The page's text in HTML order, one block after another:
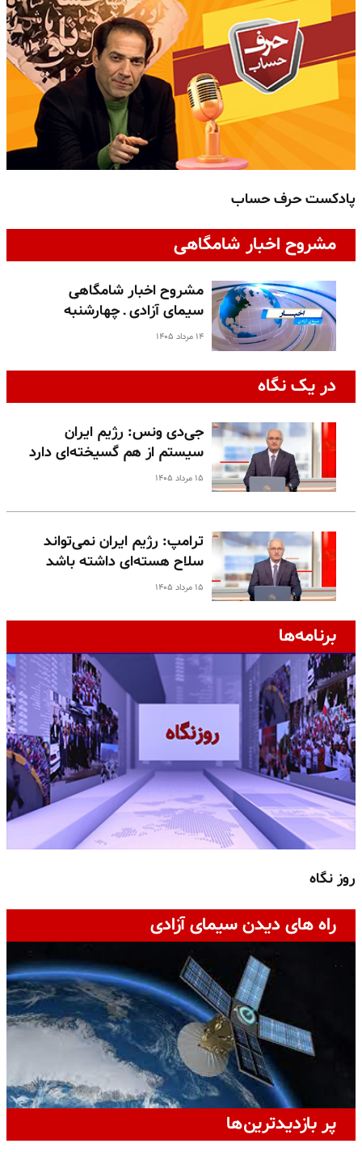
پادکست حرف حساب
مشروح اخبار شامگاهی
مشروح اخبار شامگاهی
سیمای آزادی ـ چهارشنبه
۱۴ مرداد ۱۴۰۵
در یک نگاه
جی‌دی ونس: رژیم ایران
سیستم از هم گسیخته‌ای دارد
۱۵ مرداد ۱۴۰۵
ترامپ: رژیم ایران نمی‌تواند
سلاح هسته‌ای داشته باشد
۱۵ مرداد ۱۴۰۵
برنامه‌ها
روز نگاه
راه های دیدن سیمای آزادی
پر بازدیدترین‌ها